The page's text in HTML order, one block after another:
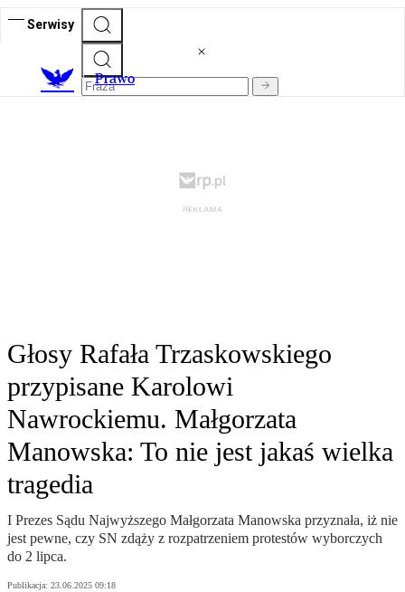
Serwisy
Prawo
Głosy Rafała Trzaskowskiego
przypisane Karolowi
Nawrockiemu. Małgorzata
Manowska: To nie jest jakaś wielka
tragedia
I Prezes Sądu Najwyższego Małgorzata Manowska przyznała, iż nie
jest pewne, czy SN zdąży z rozpatrzeniem protestów wyborczych
do 2 lipca.
Publikacja: 23.06.2025 09:18